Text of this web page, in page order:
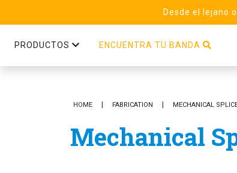
Desde el lejano
PRODUCTOS ENCUENTRA TU BANDA
HOME FABRICATION MECHANICAL
Mechanical